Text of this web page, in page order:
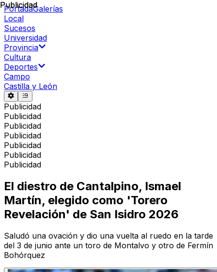
PortadaGalerías
Local
Sucesos
Universidad
Provincia
Cultura
Deportes
Campo
Castilla y León
Publicidad
Publicidad
Publicidad
Publicidad
Publicidad
Publicidad
Publicidad
Publicidad
El diestro de Cantalpino, Ismael
Martín, elegido como 'Torero
Revelación' de San Isidro 2026
Saludó una ovación y dio una vuelta al ruedo en la tarde
del 3 de junio ante un toro de Montalvo y otro de Fermín
Bohórquez
Publicidad